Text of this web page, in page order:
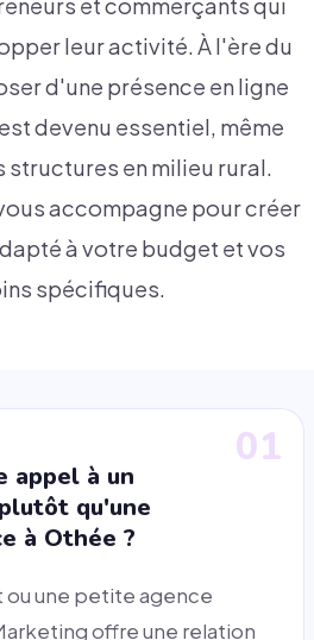
et commerçants qui
leur activité. À l'ère du
d'une présence en ligne
devenu essentiel, même
structures en milieu rural.
accompagne pour créer
à votre budget et vos
spécifiques.
01
appel à un
qu'une
à Othée ?
ou une petite agence
offre une relation